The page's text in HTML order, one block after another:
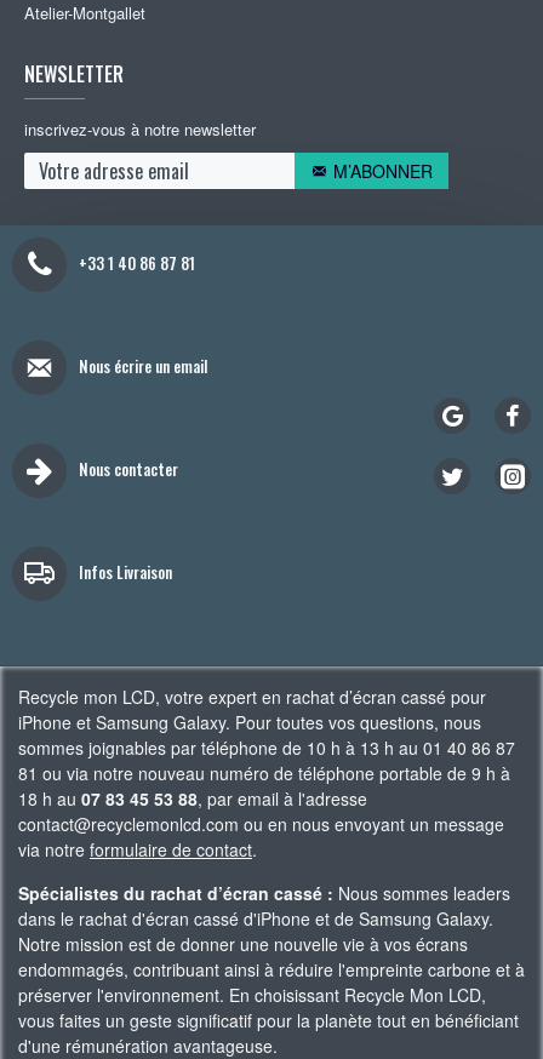
Atelier-Montgallet
NEWSLETTER
inscrivez-vous à notre newsletter
M’ABONNER
+33 1 40 86 87 81
Nous écrire un email
Nous contacter
Infos Livraison
Recycle mon LCD, votre expert en rachat d’écran cassé pour
iPhone et Samsung Galaxy. Pour toutes vos questions, nous
sommes joignables par téléphone de 10 h à 13 h au 01 40 86 87
81 ou via notre nouveau numéro de téléphone portable de 9 h à
18 h au 07 83 45 53 88, par email à l'adresse
contact@recyclemonlcd.com ou en nous envoyant un message
via notre formulaire de contact.
Spécialistes du rachat d’écran cassé : Nous sommes leaders
dans le rachat d'écran cassé d'iPhone et de Samsung Galaxy.
Notre mission est de donner une nouvelle vie à vos écrans
endommagés, contribuant ainsi à réduire l'empreinte carbone et à
préserver l'environnement. En choisissant Recycle Mon LCD,
vous faites un geste significatif pour la planète tout en bénéficiant
d'une rémunération avantageuse.